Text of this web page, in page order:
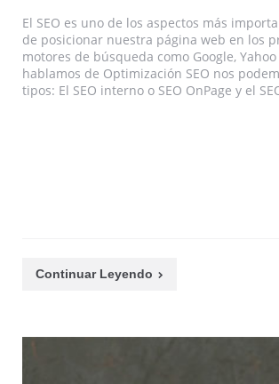
El SEO es uno de los aspectos más
de posicionar nuestra página web en los
motores de búsqueda como Google,
hablamos de Optimización SEO nos
tipos: El SEO interno o SEO OnPage y el
Continuar Leyendo